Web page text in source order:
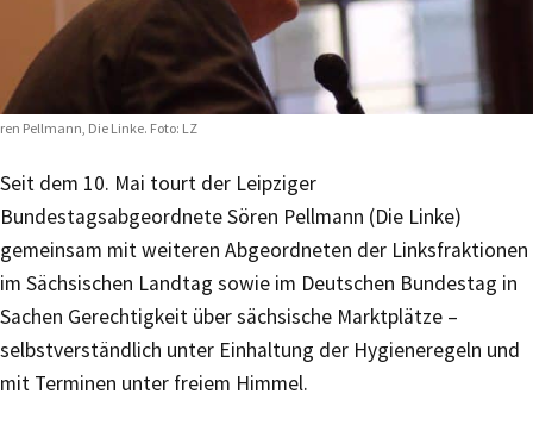
Pellmann, Die Linke. Foto: LZ
Seit dem 10. Mai tourt der Leipziger
Bundestagsabgeordnete Sören Pellmann (Die Linke)
gemeinsam mit weiteren Abgeordneten der Linksfraktionen
im Sächsischen Landtag sowie im Deutschen Bundestag in
Sachen Gerechtigkeit über sächsische Marktplätze –
selbstverständlich unter Einhaltung der Hygieneregeln und
mit Terminen unter freiem Himmel.